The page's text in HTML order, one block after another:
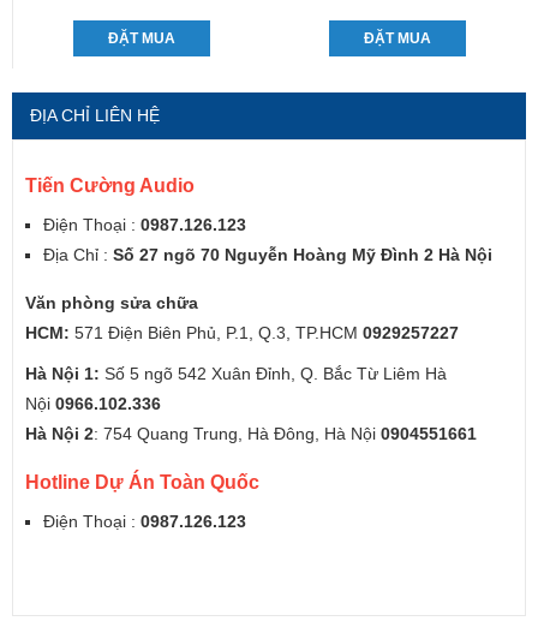
ĐẶT MUA ĐẶT MUA
ĐỊA CHỈ LIÊN HỆ
Tiến Cường Audio
Điện Thoại : 0987.126.123
Địa Chỉ : Số 27 ngõ 70 Nguyễn Hoàng Mỹ Đình 2 Hà Nội
Văn phòng sửa chữa
HCM: 571 Điện Biên Phủ, P.1, Q.3, TP.HCM 0929257227
Hà Nội 1: Số 5 ngõ 542 Xuân Đỉnh, Q. Bắc Từ Liêm Hà
Nội 0966.102.336
Hà Nội 2: 754 Quang Trung, Hà Đông, Hà Nội 0904551661
Hotline Dự Án Toàn Quốc
Điện Thoại : 0987.126.123